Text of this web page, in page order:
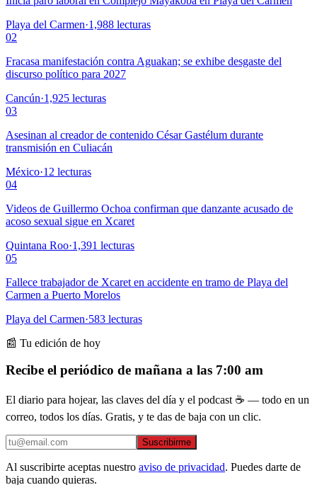
Playa del Carmen·1,988 lecturas
02
Fracasa manifestación contra Aguakan; se exhibe desgaste del
discurso político para 2027
Cancún·1,925 lecturas
03
Asesinan al creador de contenido César Gastélum durante
transmisión en Culiacán
México·12 lecturas
04
Videos de Guillermo Ochoa confirman que danzante acusado de
acoso sexual sigue en Xcaret
Quintana Roo·1,391 lecturas
05
Fallece trabajador de Xcaret en accidente en tramo de Playa del
Carmen a Puerto Morelos
Playa del Carmen·583 lecturas
📰 Tu edición de hoy
Recibe el periódico de mañana a las 7:00 am
El diario para hojear, las claves del día y el podcast ☕ — todo en un
correo, todos los días. Gratis, y te das de baja con un clic.
Suscribirme
Al suscribirte aceptas nuestro aviso de privacidad. Puedes darte de
baja cuando quieras.